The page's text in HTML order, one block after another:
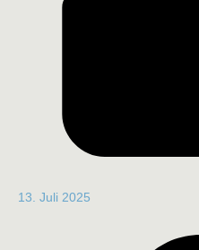
13. Juli 2025